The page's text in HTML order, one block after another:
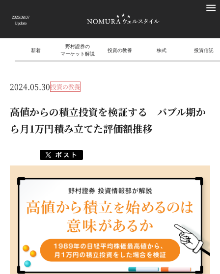
2026.08.07
Update
新着
野村證券の
マーケット解説
投資の教養 株式 投資信託
2024.05.30投資の教養
高値からの積立投資を検証する バブル期か
ら月1万円積み立てた評価額推移